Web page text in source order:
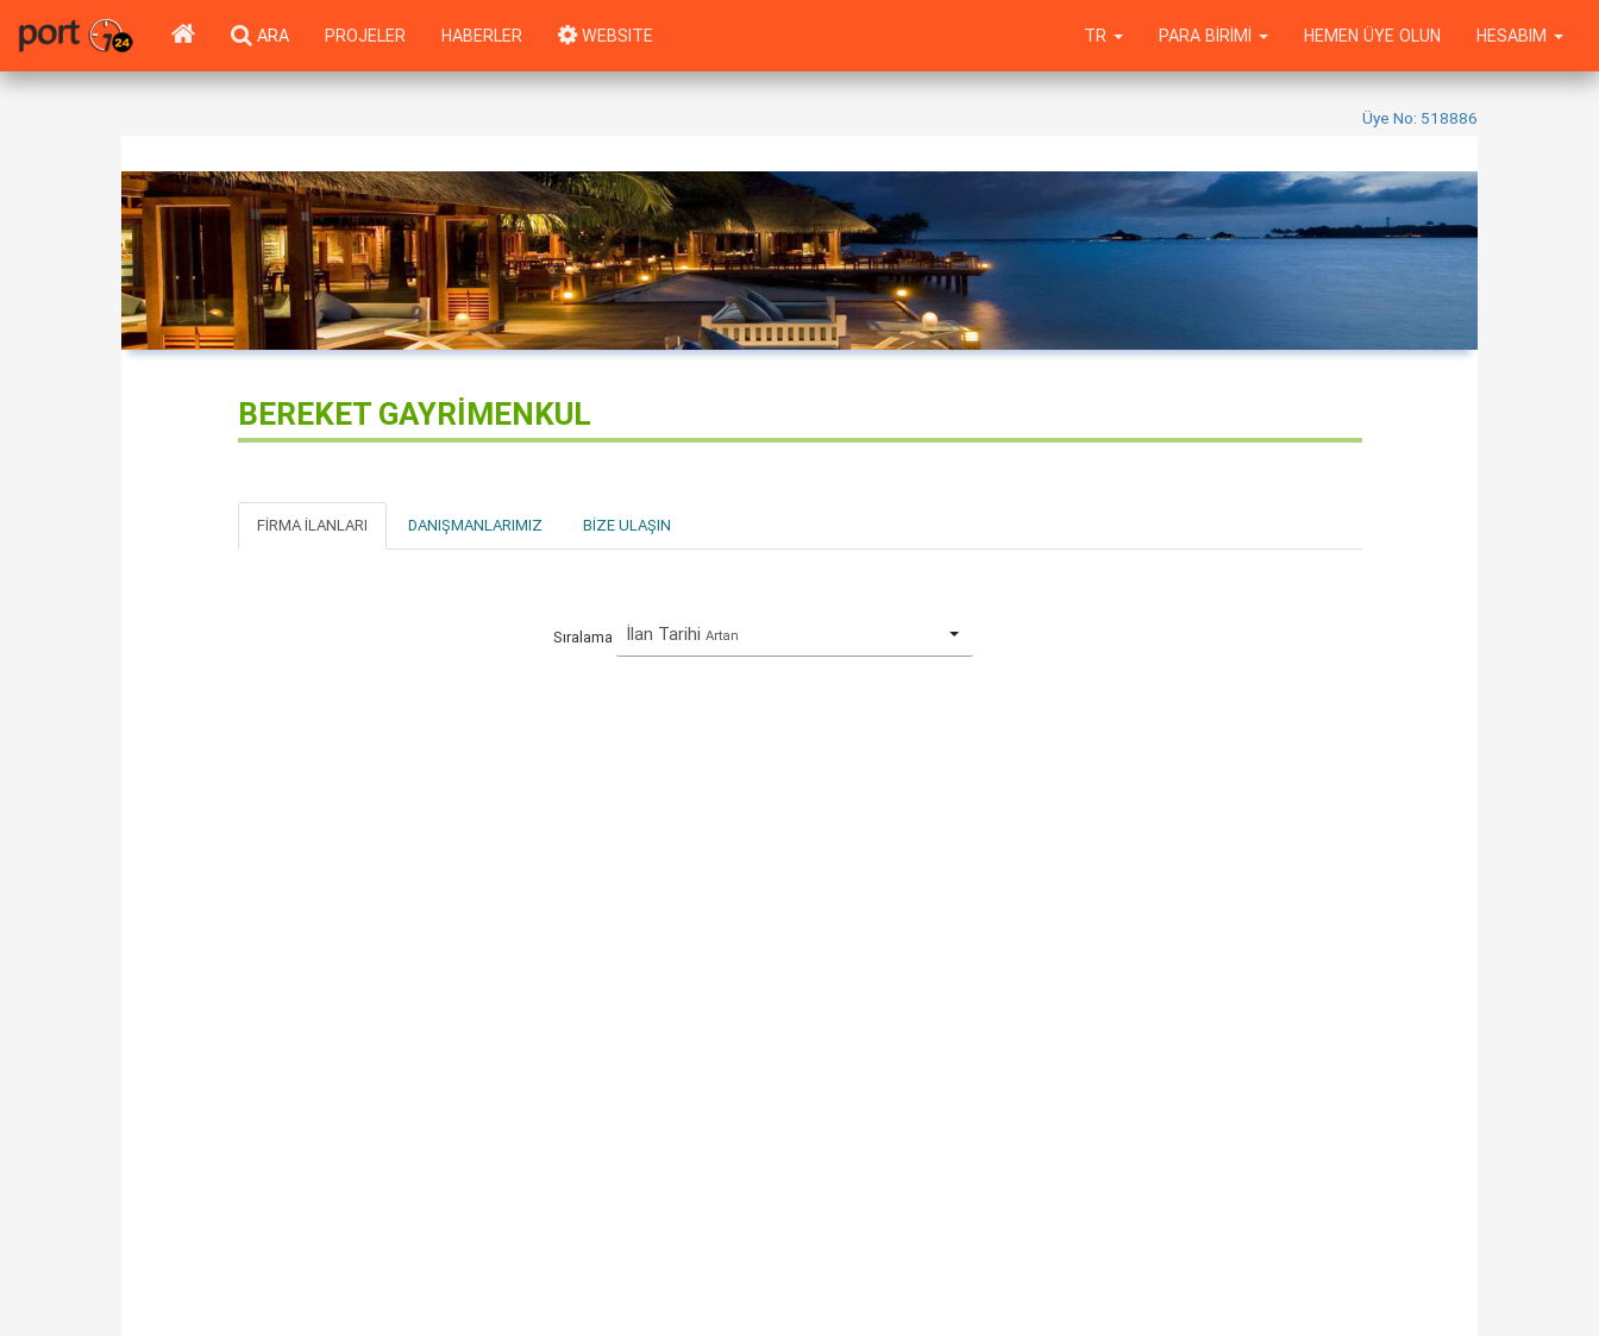
ARA PROJELER HABERLER WEBSITE HESABIM
HEMEN ÜYE OLUN
PARA BIRIMI
TR
Üye No: 518886
BEREKET GAYRİMENKUL
FIRMA İLANLARI DANIŞMANLARIMIZ BIZE ULAŞIN
Sıralama İlan Tarihi Artan